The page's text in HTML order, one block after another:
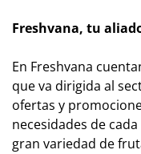
Freshvana, tu
En Freshvana
que va dirigida al
ofertas y
necesidades de
gran variedad de